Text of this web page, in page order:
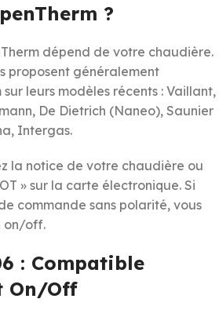
?
dépend de votre chaudière.
proposent généralement
leurs modèles récents : Vaillant,
De Dietrich (Naneo), Saunier
Intergas.
la notice de votre chaudière ou
» sur la carte électronique. Si
commande sans polarité, vous
on/off.
: Compatible
On/Off